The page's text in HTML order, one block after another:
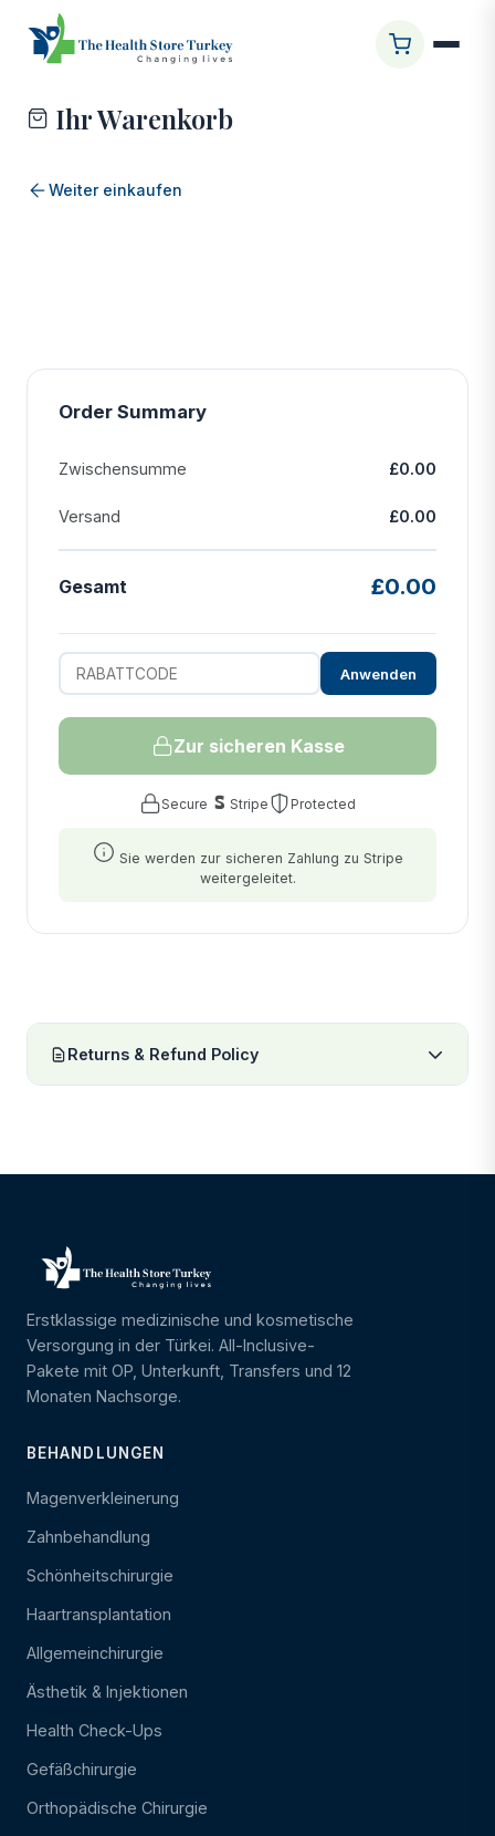
Startseite
Ihr Warenkorb
Weiter einkaufen
Order Summary
Zwischensumme £0.00
Versand £0.00
Gesamt £0.00
Anwenden
Zur sicheren Kasse
Secure Stripe Protected
Sie werden zur sicheren Zahlung zu Stripe
weitergeleitet.
Returns & Refund Policy
Erstklassige medizinische und kosmetische
Versorgung in der Türkei. All-Inclusive-
Pakete mit OP, Unterkunft, Transfers und 12
Monaten Nachsorge.
BEHANDLUNGEN
Magenverkleinerung
Zahnbehandlung
Schönheitschirurgie
Haartransplantation
Allgemeinchirurgie
Ästhetik & Injektionen
Health Check-Ups
Gefäßchirurgie
Orthopädische Chirurgie